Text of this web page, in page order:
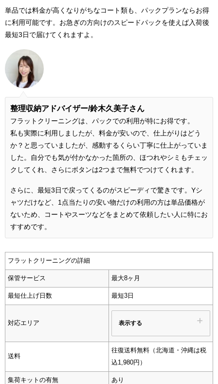
単品では料金が高くなりがちなコート類も、パックプランならお得
に利用可能です。お急ぎの方向けのスピードパックを使えば入荷後
最短3日で届けてくれますよ。
整理収納アドバイザー/鈴木久美子さん
フラットクリーニングは、パックでの利用が特にお得です。
私も実際に利用しましたが、料金が安いので、仕上がりはどう
か？と思っていましたが、感動するくらい丁寧に仕上がっていま
した。自分でも気が付かなかった箇所の、ほつれやシミもチェッ
クしてくれ、さらにボタンは2つまで無料でつけてくれます。
さらに、最短3日で戻ってくるのがスピーディで驚きです。Yシ
ャツだけなど、1点当たりの安い物だけの利用の方は単品価格が
ないため、コートやスーツなどをまとめて依頼したい人に特にお
すすめです。
フラットクリーニングの詳細
保管サービス 最大8ヶ月
最短仕上げ日数 最短3日
対応エリア 表示する
送料
往復送料無料（北海道・沖縄は税
込1,980円）
集荷キットの有無 あり